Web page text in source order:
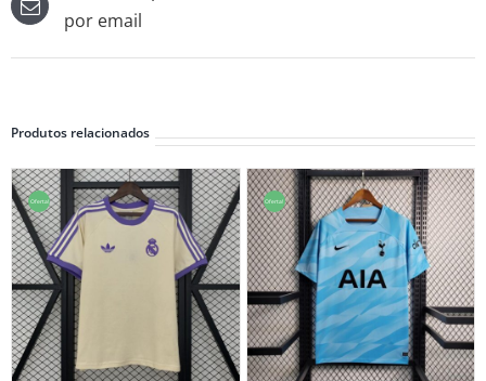
por email
Produtos relacionados
Oferta! Oferta!